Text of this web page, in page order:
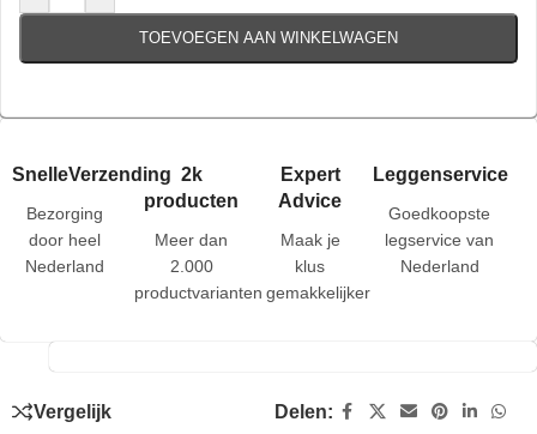
TOEVOEGEN AAN WINKELWAGEN
SnelleVerzending
Bezorging
door heel
Nederland
2k
producten
Meer dan
2.000
productvarianten
Expert
Advice
Maak je
klus
gemakkelijker
Leggenservice
Goedkoopste
legservice van
Nederland
Vergelijk Delen: